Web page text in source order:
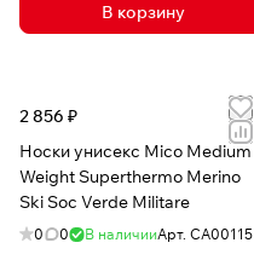
В корзину
2 856 ₽
Носки унисекс Mico Medium
Weight Superthermo Merino
Ski Soc Verde Militare
0 0 В наличииАрт. CA00115